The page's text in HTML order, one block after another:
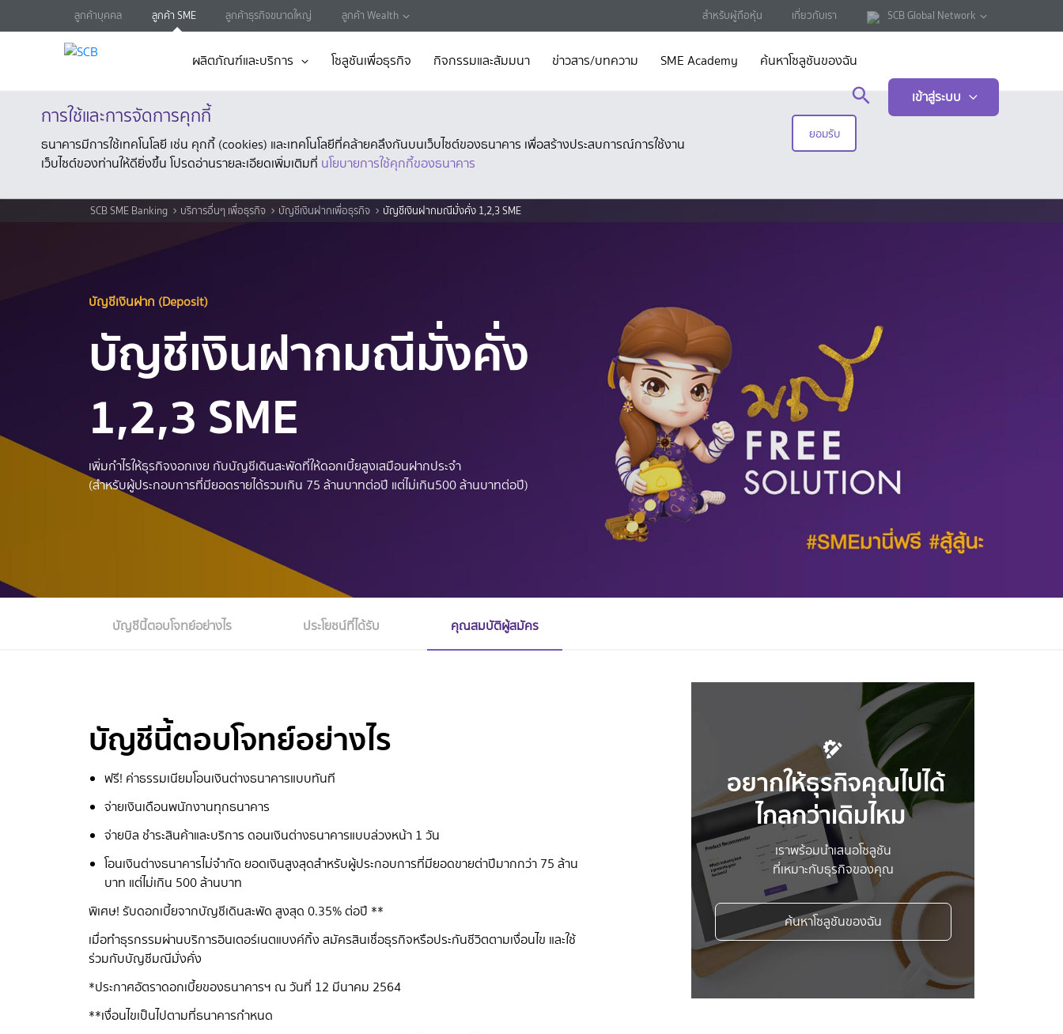
ลูกค้าบุคคล ลูกค้า SME ลูกค้าธุรกิจขนาดใหญ่ ลูกค้า Wealth สำหรับผู้ถือหุ้น เกี่ยวกับเรา SCB Global Network
ผลิตภัณฑ์และบริการ โซลูชันเพื่อธุรกิจ กิจกรรมและสัมมนา ข่าวสาร/บทความ SME Academy
ค้นหาโซลูชันของฉัน
เข้าสู่ระบบ
การใช้และการจัดการคุกกี้
ธนาคารมีการใช้เทคโนโลยี เช่น คุกกี้ (cookies) และเทคโนโลยีที่คล้ายคลึงกันบนเว็บไซต์ของธนาคาร เพื่อสร้างประสบการณ์การใช้งาน
เว็บไซต์ของท่านให้ดียิ่งขึ้น โปรดอ่านรายละเอียดเพิ่มเติมที่ นโยบายการใช้คุกกี้ของธนาคาร
ยอมรับ
SCB SME Banking บริการอื่นๆ เพื่อธุรกิจ บัญชีเงินฝากเพื่อธุรกิจ บัญชีเงินฝากมณีมั่งคั่ง 1,2,3 SME
บัญชีเงินฝาก (Deposit)
บัญชีเงินฝากมณีมั่งคั่ง
1,2,3 SME
เพิ่มกำไรให้ธุรกิจงอกเงย กับบัญชีเดินสะพัดที่ให้ดอกเบี้ยสูงเสมือนฝากประจำ
(สำหรับผู้ประกอบการที่มียอดรายได้รวมเกิน 75 ล้านบาทต่อปี แต่ไม่เกิน500 ล้านบาทต่อปี)
บัญชีนี้ตอบโจทย์อย่างไร ประโยชน์ที่ได้รับ คุณสมบัติผู้สมัคร
บัญชีนี้ตอบโจทย์อย่างไร
ฟรี! ค่าธรรมเนียมโอนเงินต่างธนาคารแบบทันที
จ่ายเงินเดือนพนักงานทุกธนาคาร
จ่ายบิล ชำระสินค้าและบริการ ดอนเงินต่างธนาคารแบบล่วงหน้า 1 วัน
โอนเงินต่างธนาคารไม่จำกัด ยอดเงินสูงสุดสำหรับผู้ประกอบการที่มียอดขายต่าปีมากกว่า 75 ล้าน
บาท แต่ไม่เกิน 500 ล้านบาท
พิเศษ! รับดอกเบี้ยจากบัญชีเดินสะพัด สูงสุด 0.35% ต่อปี **
เมื่อทำธุรกรรมผ่านบริการอินเตอร์เนตแบงค์กิ้ง สมัครสินเชื่อธุรกิจหรือประกันชีวิตตามเงื่อนไข และใช้
ร่วมกับบัญชีมณีมั่งคั่ง
*ประกาศอัตราดอกเบี้ยของธนาคารฯ ณ วันที่ 12 มีนาคม 2564
**เงื่อนไขเป็นไปตามที่ธนาคารกำหนด
อยากให้ธุรกิจคุณไปได้
ไกลกว่าเดิมไหม
เราพร้อมนำเสนอโซลูชัน
ที่เหมาะกับธุรกิจของคุณ
ค้นหาโซลูชันของฉัน